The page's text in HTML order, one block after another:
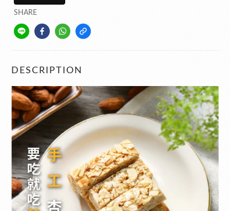
SHARE
DESCRIPTION